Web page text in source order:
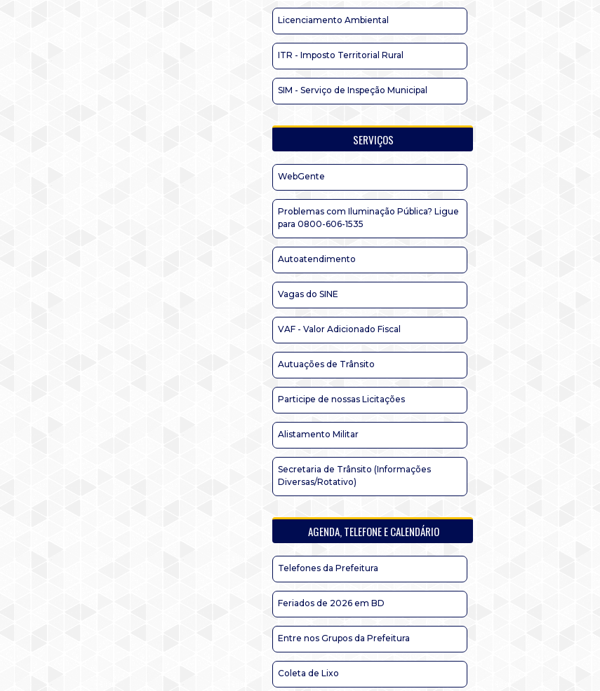
Licenciamento Ambiental
ITR - Imposto Territorial Rural
SIM - Serviço de Inspeção Municipal
SERVIÇOS
WebGente
Problemas com Iluminação Pública? Ligue
para 0800-606-1535
Autoatendimento
Vagas do SINE
VAF - Valor Adicionado Fiscal
Autuações de Trânsito
Participe de nossas Licitações
Alistamento Militar
Secretaria de Trânsito (Informações
Diversas/Rotativo)
AGENDA, TELEFONE E CALENDÁRIO
Telefones da Prefeitura
Feriados de 2026 em BD
Entre nos Grupos da Prefeitura
Coleta de Lixo